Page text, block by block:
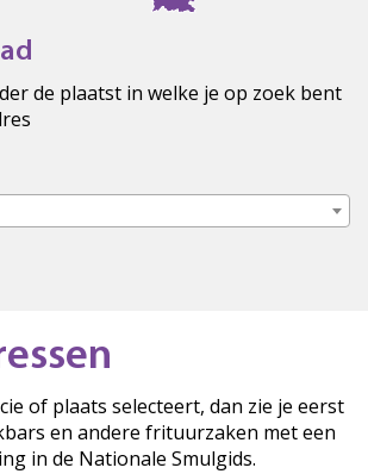
de plaatst in welke je op zoek bent
of plaats selecteert, dan zie je eerst
en andere frituurzaken met een
in de Nationale Smulgids.